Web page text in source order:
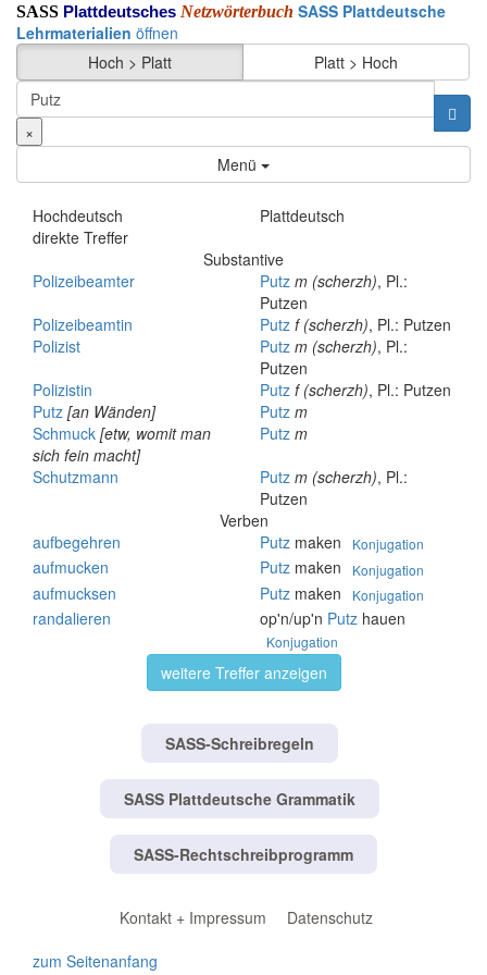
SASS Plattdeutsches Netzwörterbuch SASS Plattdeutsche
Lehrmaterialien öffnen
Hoch > Platt
Platt > Hoch
×
Menü
Hochdeutsch
Plattdeutsch
direkte Treffer
Substantive
Polizeibeamter
Putz m (scherzh), Pl.:
Putzen
Polizeibeamtin
Putz f (scherzh), Pl.: Putzen
Polizist
Putz m (scherzh), Pl.:
Putzen
Polizistin
Putz f (scherzh), Pl.: Putzen
Putz [an Wänden] Putz m
Schmuck [etw, womit man
sich fein macht]
Putz m
Schutzmann
Putz m (scherzh), Pl.:
Putzen
Verben
aufbegehren
Putz maken Konjugation
aufmucken Putz maken Konjugation
aufmucksen Putz maken Konjugation
randalieren op'n/up'n Putz hauen
Konjugation
weitere Treffer anzeigen
SASS-Schreibregeln
SASS Plattdeutsche Grammatik
SASS-Rechtschreibprogramm
Kontakt + Impressum
Datenschutz
zum Seitenanfang